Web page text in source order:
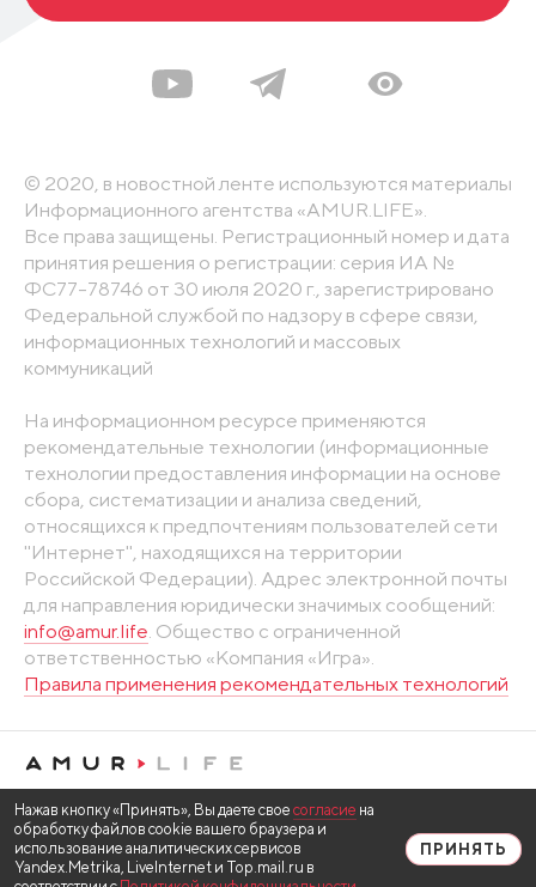
© 2020, в новостной ленте используются материалы
Информационного агентства «AMUR.LIFE».
Все права защищены. Регистрационный номер и дата
принятия решения о регистрации: серия ИА №
ФС77-78746 от 30 июля 2020 г., зарегистрировано
Федеральной службой по надзору в сфере связи,
информационных технологий и массовых
коммуникаций
На информационном ресурсе применяются
рекомендательные технологии (информационные
технологии предоставления информации на основе
сбора, систематизации и анализа сведений,
относящихся к предпочтениям пользователей сети
"Интернет", находящихся на территории
Российской Федерации). Адрес электронной почты
для направления юридически значимых сообщений:
info@amur.life. Общество с ограниченной
ответственностью «Компания «Игра».
Правила применения рекомендательных технологий
Нажав кнопку «Принять», Вы даете свое согласие на
обработку файлов cookie вашего браузера и
использование аналитических сервисов
Yandex.Metrika, LiveInternet и Top.mail.ru в
ПРИНЯТЬ